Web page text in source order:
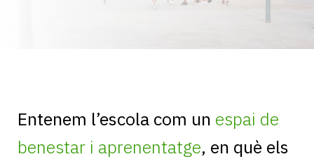
Entenem l’escola com un espai de
benestar i aprenentatge, en què els